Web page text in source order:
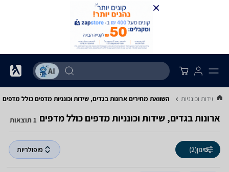
שידות וכונניות השוואת מחירים ארונות בגדים, שידות וכונניות ‏מדפים ‏כולל מדפים
ארונות בגדים, שידות וכונניות ‏מדפים ‏כולל מדפים 1 תוצאות
סינון(2) פופולריות